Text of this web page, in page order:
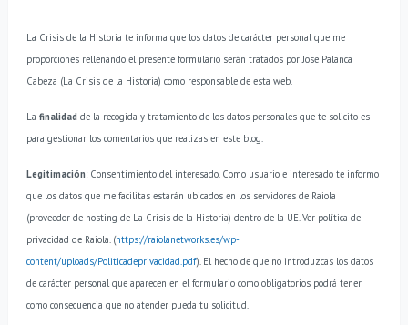
La Crisis de la Historia te informa que los datos de carácter personal que me
proporciones rellenando el presente formulario serán tratados por Jose Palanca
Cabeza (La Crisis de la Historia) como responsable de esta web.
La finalidadde la recogida y tratamiento de los datos personales que te solicito es
para gestionar los comentarios que realizas en este blog.
Legitimación: Consentimiento del interesado. Como usuario e interesado te informo
que los datos que me facilitas estarán ubicados en los servidores de Raiola
(proveedor de hosting de La Crisis de la Historia) dentro de la UE. Ver política de
privacidad de Raiola. (https://raiolanetworks.es/wp-
content/uploads/Politicadeprivacidad.pdf). El hecho de que no introduzcas los datos
de carácter personal que aparecen en el formulario como obligatorios podrá tener
como consecuencia que no atender pueda tu solicitud.